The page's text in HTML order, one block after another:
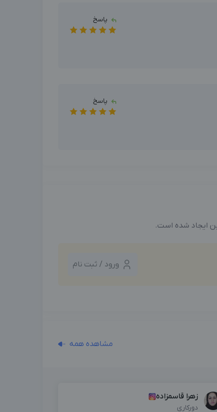
پاسخ
پاسخ
ایجاد شده است.
ورود / ثبت نام
مشاهده همه
زهرا قاسمزاده
دورکاری